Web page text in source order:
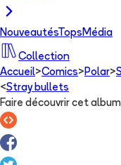
NouveautésTops Média
Collection
Accueil>Comics> Polar>
<Stray bullets
Faire découvrir cet